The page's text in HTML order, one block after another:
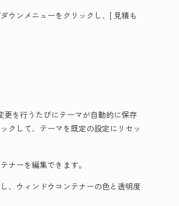
ウンメニューをクリックし、[ 見積も
を行うたびにテーマが自動的に保存
クして、テーマを既定の設定にリセッ
ナーを編集できます。
、ウィンドウコンテナーの色と透明度